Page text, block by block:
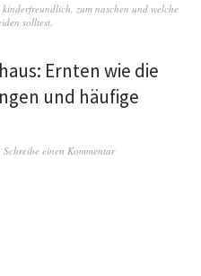
zum naschen und welche
solltest.
Ernten wie die
und häufige
Schreibe einen Kommentar